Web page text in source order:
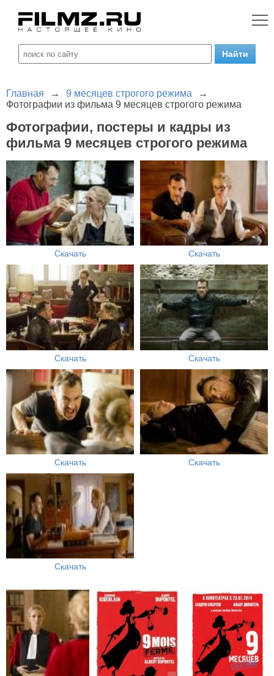
Главная → 9 месяцев строгого режима
→
Фотографии из фильма 9 месяцев строгого режима
Фотографии, постеры и кадры из
фильма 9 месяцев строгого режима
Скачать Скачать
Скачать Скачать
Скачать Скачать
Скачать